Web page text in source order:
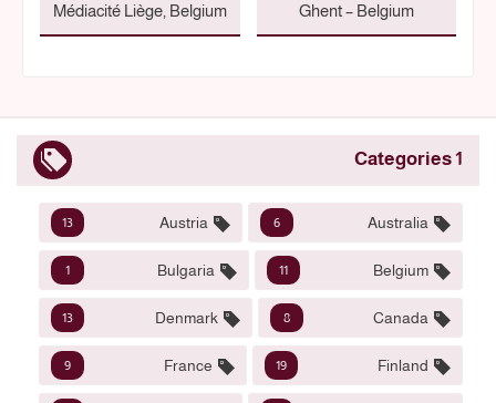
Ghent – Belgium
Médiacité Liège, Belgium
1 Categories
Australia
6
Austria
13
Belgium
11
Bulgaria
1
Canada
8
Denmark
13
Finland
19
France
9